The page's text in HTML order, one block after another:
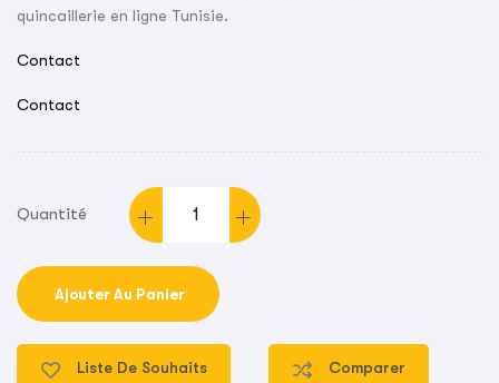
quincaillerie en ligne Tunisie.
Contact
Contact
Quantité
Ajouter Au Panier
Liste De Souhaits Comparer